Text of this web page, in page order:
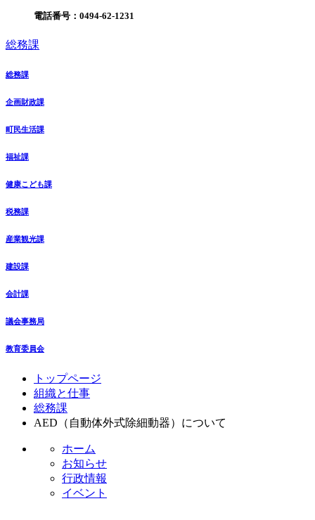
電話番号： 0494-62-1231
総務課
総務課
企画財政課
町民生活課
福祉課
健康こども課
税務課
産業観光課
建設課
会計課
議会事務局
教育委員会
トップページ
組織と仕事
総務課
AED（自動体外式除細動器）について
ホーム
お知らせ
行政情報
イベント